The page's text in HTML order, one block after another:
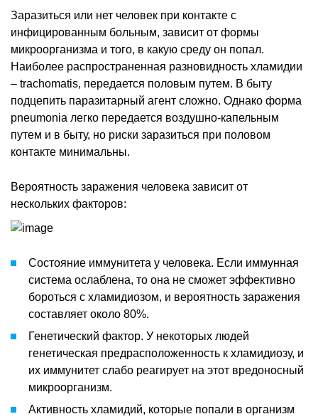
Заразиться или нет человек при контакте с
инфицированным больным, зависит от формы
микроорганизма и того, в какую среду он попал.
Наиболее распространенная разновидность хламидии
– trachomatis, передается половым путем. В быту
подцепить паразитарный агент сложно. Однако форма
pneumonia легко передается воздушно-капельным
путем и в быту, но риски заразиться при половом
контакте минимальны.
Вероятность заражения человека зависит от
нескольких факторов:
Состояние иммунитета у человека. Если иммунная
система ослаблена, то она не сможет эффективно
бороться с хламидиозом, и вероятность заражения
составляет около 80%.
Генетический фактор. У некоторых людей
генетическая предрасположенность к хламидиозу, и
их иммунитет слабо реагирует на этот вредоносный
микроорганизм.
Активность хламидий, которые попали в организм